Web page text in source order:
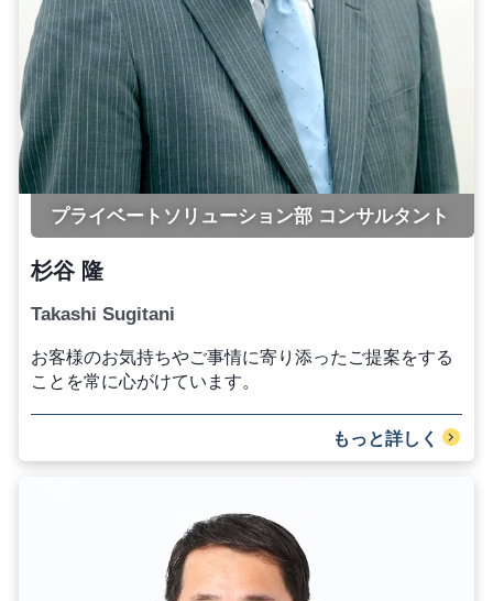
プライベートソリューション部 コンサルタント
杉谷 隆
Takashi Sugitani
お客様のお気持ちやご事情に寄り添ったご提案をする
ことを常に心がけています。
もっと詳しく